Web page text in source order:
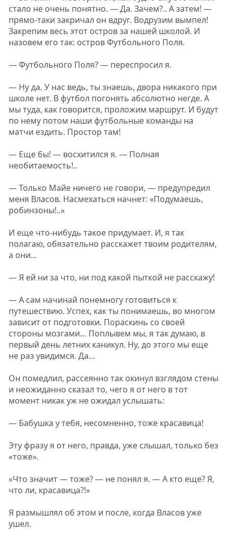
стало не очень понятно. — Да. Зачем?.. А затем! —
прямо-таки закричал он вдруг. Водрузим вымпел!
Закрепим весь этот остров за нашей школой. И
назовем его так: остров Футбольного Поля.
— Футбольного Поля? — переспросил я.
— Ну да. У нас ведь, ты знаешь, двора никакого при
школе нет. В футбол погонять абсолютно негде. А
мы туда, как говорится, проложим маршрут. И будут
по нему потом наши футбольные команды на
матчи ездить. Простор там!
— Еще бы! — восхитился я. — Полная
необитаемость!..
— Только Майе ничего не говори, — предупредил
меня Власов. Насмехаться начнет: «Подумаешь,
робинзоны!..»
И еще что-нибудь такое придумает. И, я так
полагаю, обязательно расскажет твоим родителям,
а они…
— Я ей ни за что, ни под какой пыткой не расскажу!
— А сам начинай понемногу готовиться к
путешествию. Успех, как ты понимаешь, во многом
зависит от подготовки. Пораскинь со своей
стороны мозгами… Поплывем мы, я так думаю, в
первый день летних каникул. Ну, до этого мы еще
не раз увидимся. Да…
Он помедлил, рассеянно так окинул взглядом стены
и неожиданно сказал то, чего я от него в тот
момент никак уж не ожидал услышать:
— Бабушка у тебя, несомненно, тоже красавица!
Эту фразу я от него, правда, уже слышал, только без
«тоже».
«Что значит — тоже? — не понял я. — А кто еще? Я,
что ли, красавица?!»
Я размышлял об этом и после, когда Власов уже
ушел.